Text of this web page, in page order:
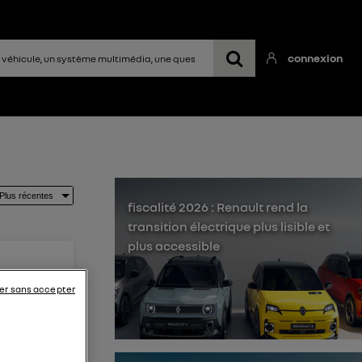
connexion
le
fiscalité 2026 : Renault rend la
transition électrique plus lisible et
plus accessible
sans accepter